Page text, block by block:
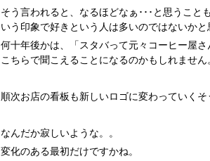
そう言われると、なるほどなぁ･･･と思うこと
いう印象で好きという人は多いのではないかと
何十年後かは、「スタバって元々コーヒー屋
こちらで聞こえることになるのかもしれません
順次お店の看板も新しいロゴに変わっていくそ
なんだか寂しいような。。
変化のある最初だけですかね。